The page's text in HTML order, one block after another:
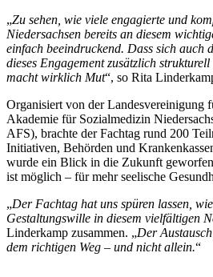
„Zu sehen, wie viele engagierte und
Niedersachsen bereits an diesem
einfach beeindruckend. Dass sich auch
dieses Engagement zusätzlich
macht wirklich Mut“, so Rita
Organisiert von der Landesvereinigung
Akademie für Sozialmedizin
AFS), brachte der Fachtag rund 200
Initiativen, Behörden und
wurde ein Blick in die Zukunft
ist möglich – für mehr seelische
„Der Fachtag hat uns spüren lassen,
Gestaltungswille in diesem vielfältigen
Linderkamp zusammen. „Der
dem richtigen Weg – und nicht allein.“